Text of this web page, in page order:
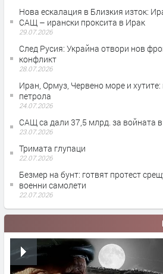
Нова ескалация в Близкия изток:
САЩ – ирански проксита в Ирак
29.07.2026
След Русия: Украйна отвори нов
конфликт
28.07.2026
Иран, Ормуз, Червено море и хутите:
петрола
24.07.2026
САЩ са дали 37,5 млрд. за войната
23.07.2026
Тримата глупаци
22.07.2026
Безмер на бунт: готвят протест
военни самолети
22.07.2026